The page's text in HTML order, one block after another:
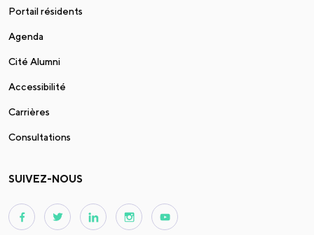
Portail résidents
Agenda
Cité Alumni
Accessibilité
Carrières
Consultations
SUIVEZ-NOUS